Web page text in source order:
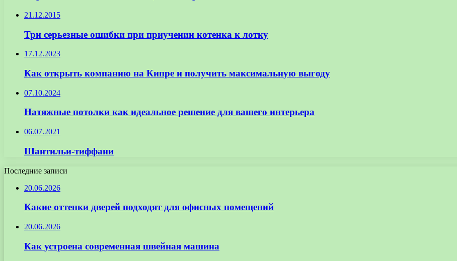
21.12.2015
Три серьезные ошибки при приучении котенка к лотку
17.12.2023
Как открыть компанию на Кипре и получить максимальную выгоду
07.10.2024
Натяжные потолки как идеальное решение для вашего интерьера
06.07.2021
Шантильи-тиффани
Последние записи
20.06.2026
Какие оттенки дверей подходят для офисных помещений
20.06.2026
Как устроена современная швейная машина